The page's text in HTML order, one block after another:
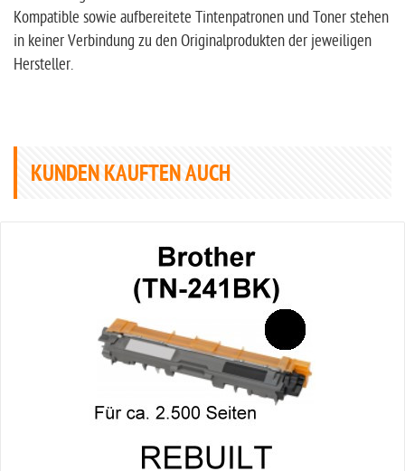
Kompatible sowie aufbereitete Tintenpatronen und Toner stehen
in keiner Verbindung zu den Originalprodukten der jeweiligen
Hersteller.
KUNDEN KAUFTEN AUCH